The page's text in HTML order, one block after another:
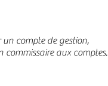
compte de gestion,
aux comptes.